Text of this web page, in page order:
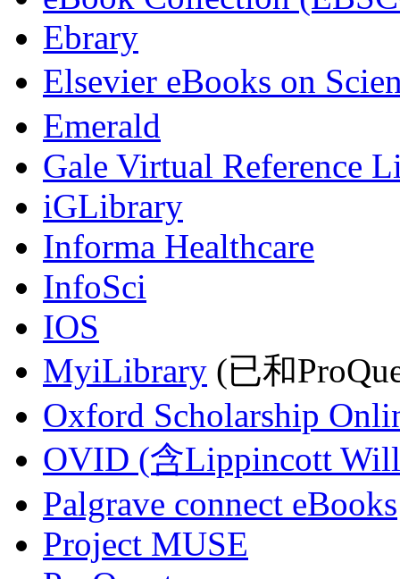
Ebrary
Elsevier eBooks on
Emerald
Gale Virtual Reference
iGLibrary
Informa Healthcare
InfoSci
IOS
MyiLibrary (已和
Oxford Scholarship
OVID (含Lippincott
Palgrave connect eBooks
Project MUSE